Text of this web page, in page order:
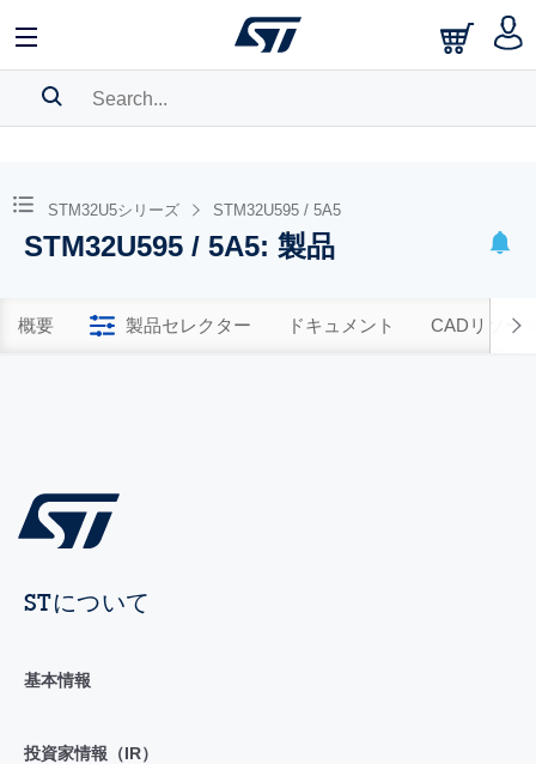
BOOKMARK
Pleaselog into show your saved searches.
STM32U5シリーズ STM32U595 / 5A5
STM32U595 / 5A5: 製品
概要 製品セレクター ドキュメント CADリソー
STについて
基本情報
投資家情報（IR）